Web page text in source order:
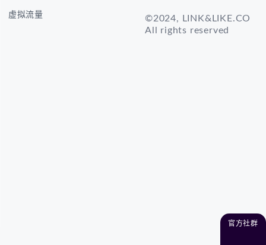
官方社群
虚拟流量
©2024, LINK&LIKE.CO
All rights reserved